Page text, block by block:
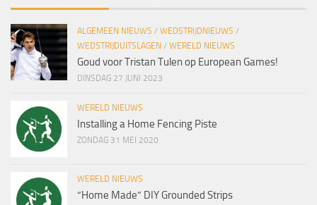
ALGEMEEN NIEUWS / WEDSTRIJDNIEUWS /
WEDSTRIJDUITSLAGEN / WERELD NIEUWS
Goud voor Tristan Tulen op European Games!
DINSDAG 27 JUNI 2023
WERELD NIEUWS
Installing a Home Fencing Piste
ZONDAG 31 MEI 2020
WERELD NIEUWS
“Home Made” DIY Grounded Strips